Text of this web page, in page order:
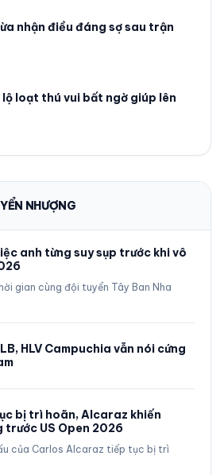
nhận điều đáng sợ sau trận
loạt thú vui bất ngờ giúp lên
NHƯỢNG
anh từng suy sụp trước khi vô
gian cùng đội tuyển Tây Ban Nha
HLV Campuchia vẫn nói cứng
bị trì hoãn, Alcaraz khiến
trước US Open 2026
của Carlos Alcaraz tiếp tục bị trì